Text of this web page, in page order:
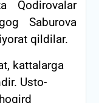
Qodirovalar
Saburova
qildilar.
kattalarga
Usto-